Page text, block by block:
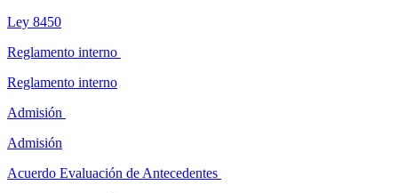
Ley 8450
Reglamento interno
Reglamento interno
Admisión
Admisión
Acuerdo Evaluación de Antecedentes